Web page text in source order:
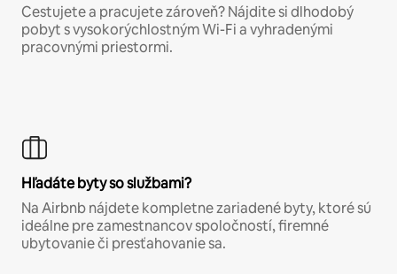
Cestujete a pracujete zároveň? Nájdite si dlhodobý
pobyt s vysokorýchlostným Wi-Fi a vyhradenými
pracovnými priestormi.
Hľadáte byty so službami?
Na Airbnb nájdete kompletne zariadené byty, ktoré sú
ideálne pre zamestnancov spoločností, firemné
ubytovanie či presťahovanie sa.